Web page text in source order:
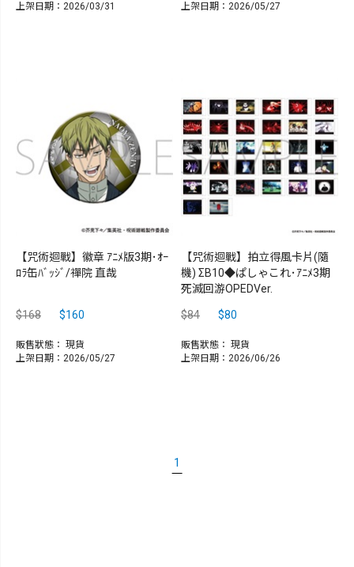
上架日期：2026/03/31
上架日期：2026/05/27
【咒術迴戰】徽章 ｱﾆﾒ版3期･ｵｰ
ﾛﾗ缶ﾊﾞｯｼﾞ/禪院 直哉
$168 $160
販售狀態： 現貨
上架日期：2026/05/27
【咒術迴戰】拍立得風卡片(隨
機) ΣB10◆ぱしゃこれ･ｱﾆﾒ3期
死滅回游OPEDVer.
$84 $80
販售狀態： 現貨
上架日期：2026/06/26
1